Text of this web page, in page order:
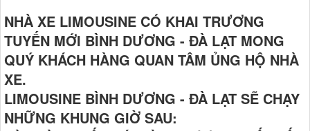
NHÀ XE LIMOUSINE CÓ KHAI TRƯƠNG
TUYẾN MỚI BÌNH DƯƠNG - ĐÀ LẠT MONG
QUÝ KHÁCH HÀNG QUAN TÂM ỦNG HỘ NHÀ
XE.
LIMOUSINE BÌNH DƯƠNG - ĐÀ LẠT SẼ CHẠY
NHỮNG KHUNG GIỜ SAU: